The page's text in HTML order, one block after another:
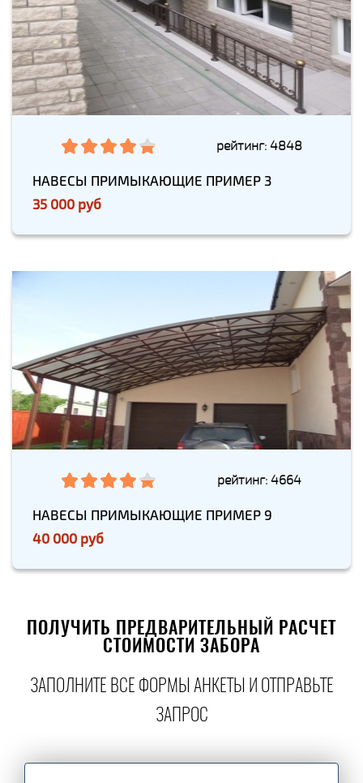
рейтинг: 4848
НАВЕСЫ ПРИМЫКАЮЩИЕ ПРИМЕР 3
35 000 руб
рейтинг: 4664
НАВЕСЫ ПРИМЫКАЮЩИЕ ПРИМЕР 9
40 000 руб
ПОЛУЧИТЬ ПРЕДВАРИТЕЛЬНЫЙ РАСЧЕТ
СТОИМОСТИ ЗАБОРА
ЗАПОЛНИТЕ ВСЕ ФОРМЫ АНКЕТЫ И ОТПРАВЬТЕ
ЗАПРОС